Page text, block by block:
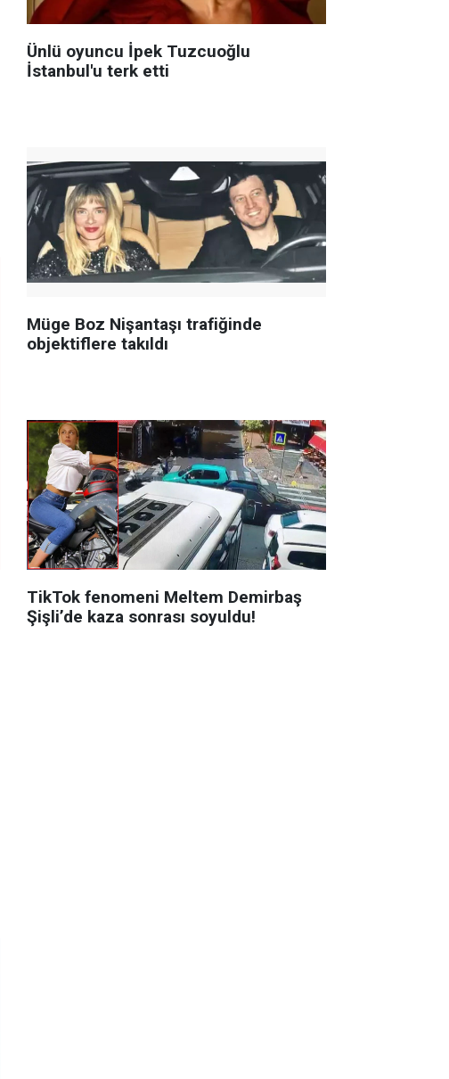
Ünlü oyuncu İpek Tuzcuoğlu
İstanbul'u terk etti
Müge Boz Nişantaşı trafiğinde
objektiflere takıldı
TikTok fenomeni Meltem Demirbaş
Şişli’de kaza sonrası soyuldu!